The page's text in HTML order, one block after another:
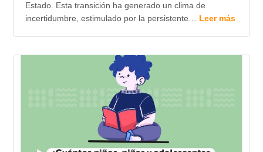
Estado. Esta transición ha generado un clima de
incertidumbre, estimulado por la persistente… Leer más